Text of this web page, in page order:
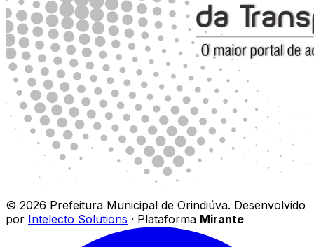
© 2026 Prefeitura Municipal de Orindiúva. Desenvolvido
por Intelecto Solutions · Plataforma Mirante